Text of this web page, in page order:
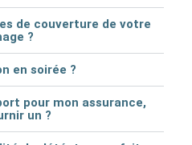
de couverture de votre
?
en soirée ?
pour mon assurance,
un ?